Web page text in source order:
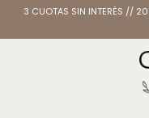
3 CUOTAS SIN INTERÉS //